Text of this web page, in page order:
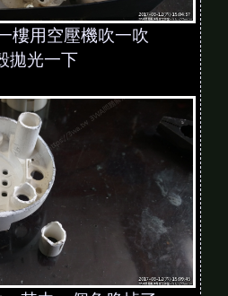
樓用空壓機吹一吹
拋光一下